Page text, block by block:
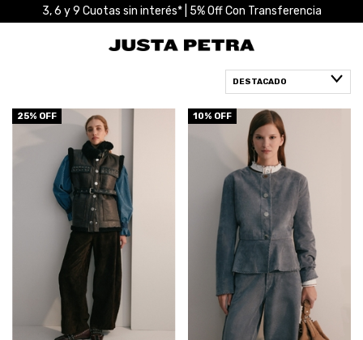
3, 6 y 9 Cuotas sin interés* | 5% Off Con Transferencia
25% OFF 10% OFF